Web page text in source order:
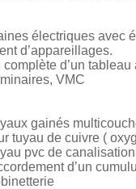
électriques avec
d’appareillages.
complète d’un
VMC
gainés
tuyau de cuivre (
pvc de
d’un